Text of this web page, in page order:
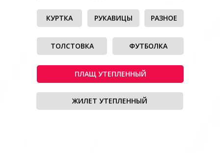
ТОЛСТОВКА
КУРТКА РУКАВИЦЫ
ФУТБОЛКА
ПЛАЩ УТЕПЛЕННЫЙ
ЖИЛЕТ УТЕПЛЕННЫЙ
РАЗНОЕ